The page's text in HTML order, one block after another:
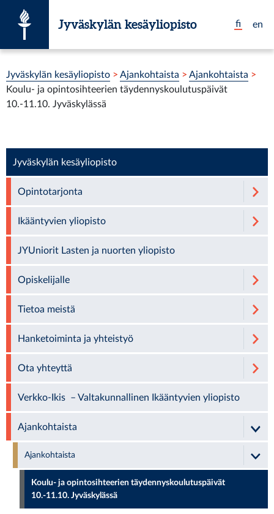
fi
en
Jyväskylän kesäyliopisto
Jyväskylän kesäyliopisto > Ajankohtaista > Ajankohtaista >
Koulu- ja opintosihteerien täydennyskoulutuspäivät
10.-11.10. Jyväskylässä
Jyväskylän kesäyliopisto
Opintotarjonta
Ikääntyvien yliopisto
JYUniorit Lasten ja nuorten yliopisto
Opiskelijalle
Tietoa meistä
Hanketoiminta ja yhteistyö
Ota yhteyttä
Verkko-Ikis – Valtakunnallinen Ikääntyvien yliopisto
Ajankohtaista
Ajankohtaista
Koulu- ja opintosihteerien täydennyskoulutuspäivät
10.-11.10. Jyväskylässä